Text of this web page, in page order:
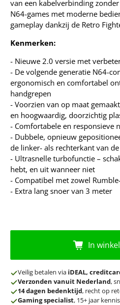
van een kabelverbinding
N64-games met moderne
gameplay dankzij de Retro
Kenmerken:
- Nieuwe 2.0 versie met
- De volgende generatie N64-
ergonomisch en comfortabel
handgrepen
- Voorzien van op maat
en hoogwaardig, doorzichtig
- Comfortabele en responsieve
- Dubbele, opnieuw
de linker- als rechterkant van
- Ultrasnelle turbofunctie –
hebt, en uit wanneer niet
- Compatibel met zowel
- Extra lang snoer van 3 meter
In
Veilig betalen via iDEAL,
Verzonden vanuit Nederland,
14 dagen bedenktijd, recht op
Gaming specialist, 15+ jaar